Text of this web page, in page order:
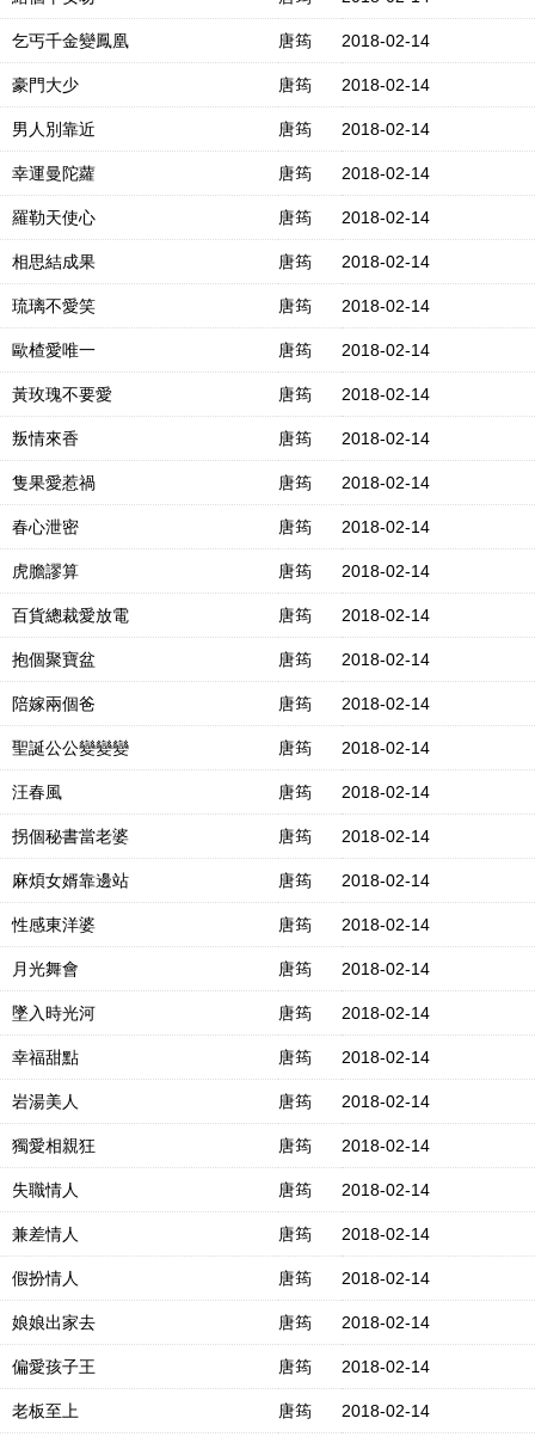
乞丐千金變鳳凰 唐筠 2018-02-14
豪門大少 唐筠 2018-02-14
男人別靠近 唐筠 2018-02-14
幸運曼陀蘿 唐筠 2018-02-14
羅勒天使心 唐筠 2018-02-14
相思結成果 唐筠 2018-02-14
琉璃不愛笑 唐筠 2018-02-14
歐楂愛唯一 唐筠 2018-02-14
黃玫瑰不要愛 唐筠 2018-02-14
叛情來香 唐筠 2018-02-14
隻果愛惹禍 唐筠 2018-02-14
春心泄密 唐筠 2018-02-14
虎膽謬算 唐筠 2018-02-14
百貨總裁愛放電 唐筠 2018-02-14
抱個聚寶盆 唐筠 2018-02-14
陪嫁兩個爸 唐筠 2018-02-14
聖誕公公變變變 唐筠 2018-02-14
汪春風 唐筠 2018-02-14
拐個秘書當老婆 唐筠 2018-02-14
麻煩女婿靠邊站 唐筠 2018-02-14
性感東洋婆 唐筠 2018-02-14
月光舞會 唐筠 2018-02-14
墜入時光河 唐筠 2018-02-14
幸福甜點 唐筠 2018-02-14
岩湯美人 唐筠 2018-02-14
獨愛相親狂 唐筠 2018-02-14
失職情人 唐筠 2018-02-14
兼差情人 唐筠 2018-02-14
假扮情人 唐筠 2018-02-14
娘娘出家去 唐筠 2018-02-14
偏愛孩子王 唐筠 2018-02-14
老板至上 唐筠 2018-02-14